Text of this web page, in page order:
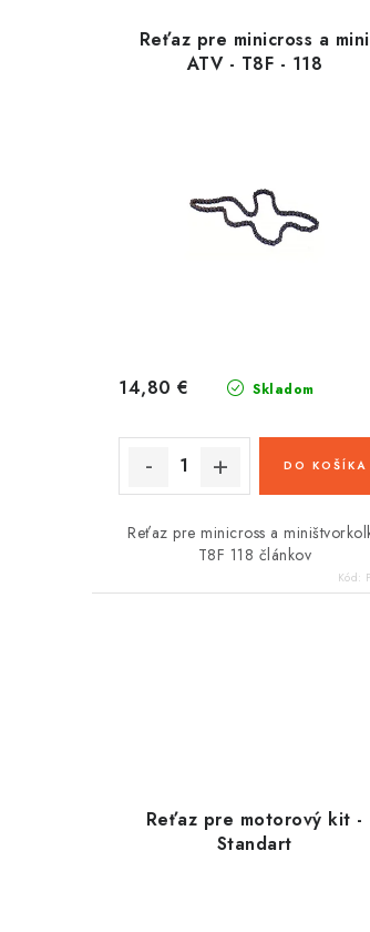
Reťaz pre minicross a mini
ATV - T8F - 118
Skladom
14,80 €
DO KOŠÍKA
Reťaz pre minicross a
T8F 118 článkov
Kód:
Reťaz pre motorový kit -
Standart